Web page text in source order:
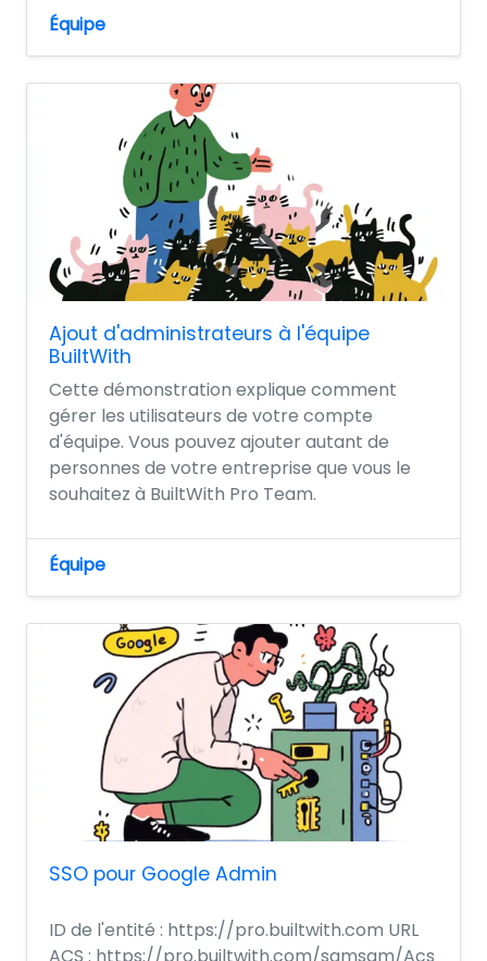
Équipe
Ajout d'administrateurs à l'équipe
BuiltWith
Cette démonstration explique comment
gérer les utilisateurs de votre compte
d'équipe. Vous pouvez ajouter autant de
personnes de votre entreprise que vous le
souhaitez à BuiltWith Pro Team.
Équipe
SSO pour Google Admin
ID de l'entité : https://pro.builtwith.com URL
ACS : https://pro.builtwith.com/samsam/Acs